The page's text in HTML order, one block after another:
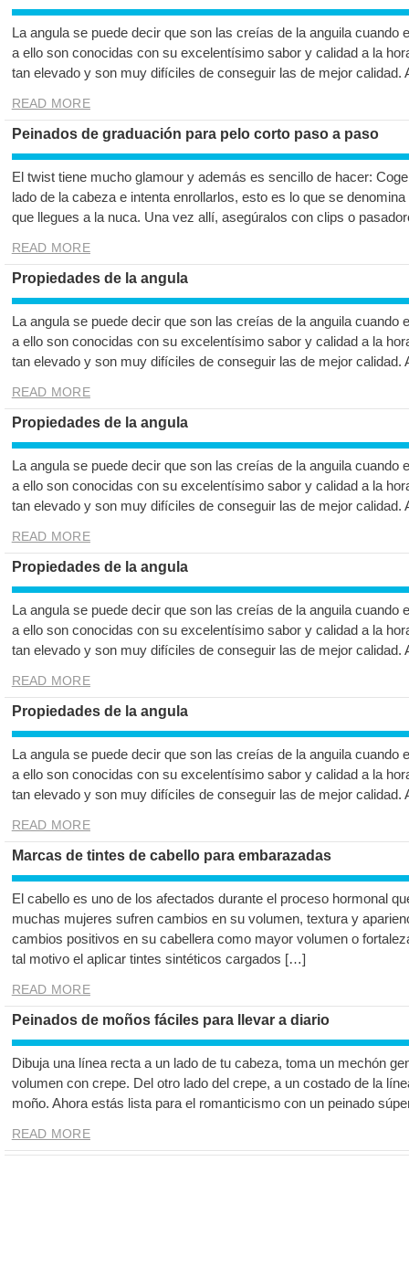
La angula se puede decir que son las creías de la anguila cuando
a ello son conocidas con su excelentísimo sabor y calidad a la
tan elevado y son muy difíciles de conseguir las de mejor
READ MORE
Peinados de graduación para pelo corto paso a paso
El twist tiene mucho glamour y además es sencillo de hacer:
lado de la cabeza e intenta enrollarlos, esto es lo que se
que llegues a la nuca. Una vez allí, asegúralos con clips o
READ MORE
Propiedades de la angula
La angula se puede decir que son las creías de la anguila cuando
a ello son conocidas con su excelentísimo sabor y calidad a la
tan elevado y son muy difíciles de conseguir las de mejor
READ MORE
Propiedades de la angula
La angula se puede decir que son las creías de la anguila cuando
a ello son conocidas con su excelentísimo sabor y calidad a la
tan elevado y son muy difíciles de conseguir las de mejor
READ MORE
Propiedades de la angula
La angula se puede decir que son las creías de la anguila cuando
a ello son conocidas con su excelentísimo sabor y calidad a la
tan elevado y son muy difíciles de conseguir las de mejor
READ MORE
Propiedades de la angula
La angula se puede decir que son las creías de la anguila cuando
a ello son conocidas con su excelentísimo sabor y calidad a la
tan elevado y son muy difíciles de conseguir las de mejor
READ MORE
Marcas de tintes de cabello para embarazadas
El cabello es uno de los afectados durante el proceso hormonal
muchas mujeres sufren cambios en su volumen, textura y
cambios positivos en su cabellera como mayor volumen o
tal motivo el aplicar tintes sintéticos cargados […]
READ MORE
Peinados de moños fáciles para llevar a diario
Dibuja una línea recta a un lado de tu cabeza, toma un mechón
volumen con crepe. Del otro lado del crepe, a un costado de la
moño. Ahora estás lista para el romanticismo con un peinado
READ MORE